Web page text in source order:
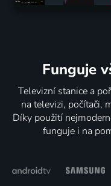
Funguje
Televizní stanice a
na televizi, počítači,
Díky použití
funguje i na